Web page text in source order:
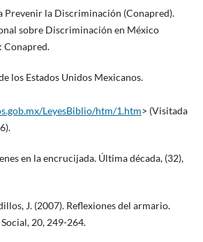
Prevenir la Discriminación (Conapred).
sobre Discriminación en México
Conapred.
los Estados Unidos Mexicanos.
LeyesBiblio/htm/1.htm> (Visitada
en la encrucijada. Última década, (32),
J. (2007). Reflexiones del armario.
20, 249-264.